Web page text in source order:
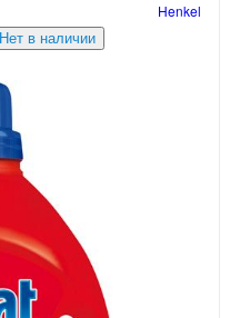
Henkel
Нет в наличии